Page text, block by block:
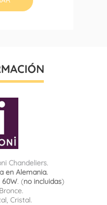
Chandeliers.
en Alemania.
60W. (no incluidas)
Cristal.